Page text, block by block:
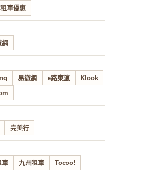
車優惠
網
易遊網 e路東瀛 Klook
完美行
車 九州租車 Tocoo!